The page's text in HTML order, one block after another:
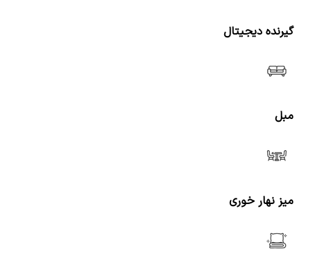
گیرنده دیجیتال
مبل
میز نهار خوری